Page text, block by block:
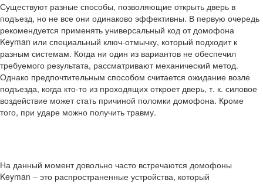
Существуют разные способы, позволяющие открыть дверь в
подъезд, но не все они одинаково эффективны. В первую очередь
рекомендуется применять универсальный код от домофона
Keyman или специальный ключ-отмычку, который подходит к
разным системам. Когда ни один из вариантов не обеспечил
требуемого результата, рассматривают механический метод.
Однако предпочтительным способом считается ожидание возле
подъезда, когда кто-то из проходящих откроет дверь, т. к. силовое
воздействие может стать причиной поломки домофона. Кроме
того, при ударе можно получить травму.
На данный момент довольно часто встречаются домофоны
Keyman – это распространенные устройства, который